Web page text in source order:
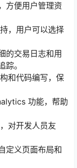
方便用户管理资
，用户可以选择
的交易日志和用
。
和代码编写，保
功能，帮助
对开发人员友
定义页面布局和